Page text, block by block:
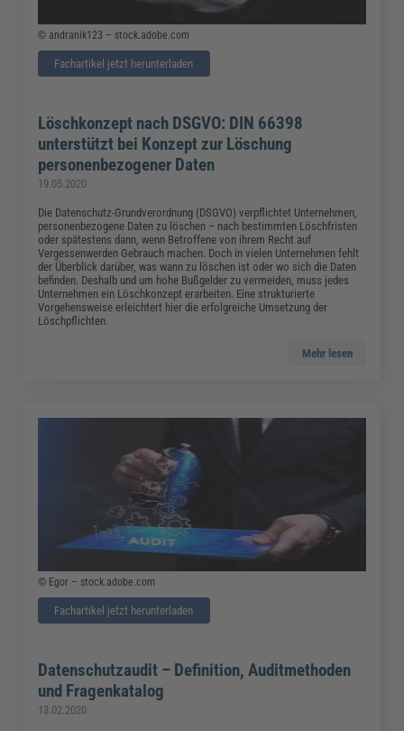
© andranik123 – stock.adobe.com
Fachartikel jetzt herunterladen
Löschkonzept nach DSGVO: DIN 66398
unterstützt bei Konzept zur Löschung
personenbezogener Daten
19.05.2020
Die Datenschutz-Grundverordnung (DSGVO) verpflichtet Unternehmen,
personenbezogene Daten zu löschen – nach bestimmten Löschfristen
oder spätestens dann, wenn Betroffene von ihrem Recht auf
Vergessenwerden Gebrauch machen. Doch in vielen Unternehmen fehlt
der Überblick darüber, was wann zu löschen ist oder wo sich die Daten
befinden. Deshalb und um hohe Bußgelder zu vermeiden, muss jedes
Unternehmen ein Löschkonzept erarbeiten. Eine strukturierte
Vorgehensweise erleichtert hier die erfolgreiche Umsetzung der
Löschpflichten.
Mehr lesen
© Egor – stock.adobe.com
Fachartikel jetzt herunterladen
Datenschutzaudit – Definition, Auditmethoden
und Fragenkatalog
13.02.2020